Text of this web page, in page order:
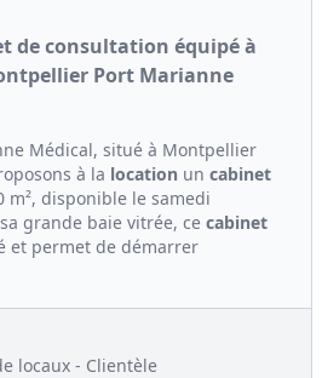
de consultation équipé à
Port Marianne
Médical, situé à Montpellier
à la location un cabinet
m², disponible le samedi
grande baie vitrée, ce cabinet
et permet de démarrer
locaux - Clientèle